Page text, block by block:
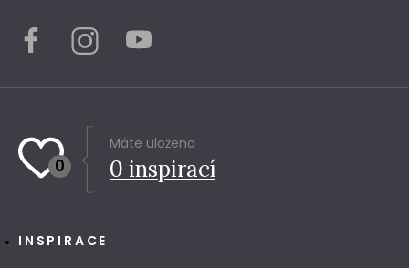
0
Máte uloženo
0 inspirací
INSPIRACE